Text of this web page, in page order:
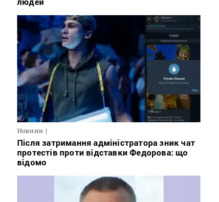
Новини
Після затримання адміністратора зник чат
протестів проти відставки Федорова: що
відомо